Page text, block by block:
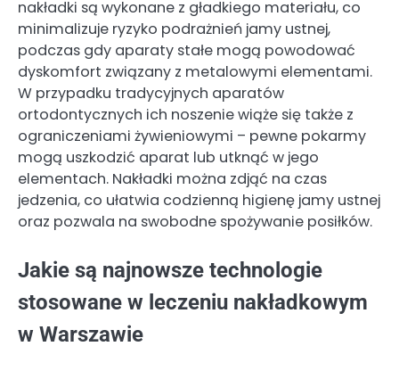
nakładki są wykonane z gładkiego materiału, co
minimalizuje ryzyko podrażnień jamy ustnej,
podczas gdy aparaty stałe mogą powodować
dyskomfort związany z metalowymi elementami.
W przypadku tradycyjnych aparatów
ortodontycznych ich noszenie wiąże się także z
ograniczeniami żywieniowymi – pewne pokarmy
mogą uszkodzić aparat lub utknąć w jego
elementach. Nakładki można zdjąć na czas
jedzenia, co ułatwia codzienną higienę jamy ustnej
oraz pozwala na swobodne spożywanie posiłków.
Jakie są najnowsze technologie
stosowane w leczeniu nakładkowym
w Warszawie